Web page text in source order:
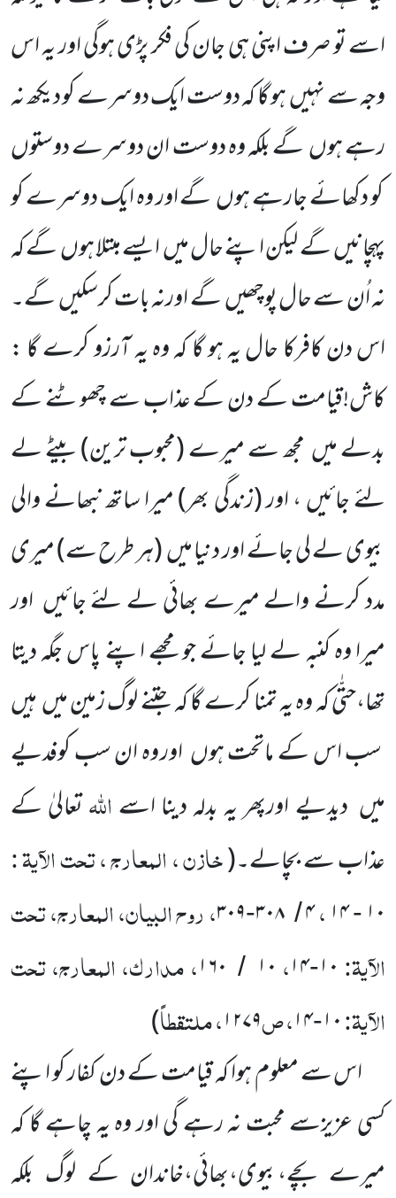
اسے تو صرف اپنی ہی جان کی فکر پڑی ہوگی اور یہ اس
وجہ سے نہیںہو گا کہ دوست ایک دوسرے کو دیکھ نہ
رہے ہوںگے بلکہ وہ دوست ان دوسرے دوستوں
کو دکھائے جارہے ہوںگے اور وہ ایک دوسرے کو
پہچانیںگے لیکن اپنے حال میںایسے مبتلا ہوںگے کہ
نہ اُن سے حال پوچھیںگے اورنہ بات کرسکیںگے۔
اس دن کافرکا حال یہ ہو گا کہ وہ یہ آرزو کرے گا :
کاش!قیامت کے دن کے عذاب سے چھوٹنے کے
بدلے میںمجھ سے میرے(محبوب ترین)بیٹے لے
لئے جائیں ، اور(زندگی بھر)میرا ساتھ نبھانے والی
بیوی لے لی جائے اور دنیا میں(ہر طرح سے)میری
مدد کرنے والے میرے بھائی لے لئے جائیں اور
میرا وہ کنبہ لے لیا جائے جو مجھے اپنے پاس جگہ دیتا
تھا،حتّٰی کہ وہ یہ تمنا کرے گا کہ جتنے لوگ زمین میںہیں
سب اس کے ماتحت ہوںاور وہ ان سب کوفدیے
میں دیدیے اورپھر یہ بدلہ دینا اسےاللّٰہتعالیٰ کے
عذاب سے بچالے۔(خازن ، المعارج ، تحت الآیۃ :
۱۰ -۱۴،۴/۳۰۸-۳۰۹، روح البیان، المعارج، تحت
الآیۃ: ۱۰-۱۴، ۱۰ / ۱۶۰، مدارک، المعارج، تحت
الآیۃ:۱۰-۱۴، ص۱۲۷۹، ملتقطاً)
اس سے معلوم ہوا کہ قیامت کے دن کفار کو اپنے
کسی عزیزسے محبت نہ رہے گی اور وہ یہ چاہے گا کہ
میرے بچے،بیوی،بھائی،خاندان کے لوگ بلکہ